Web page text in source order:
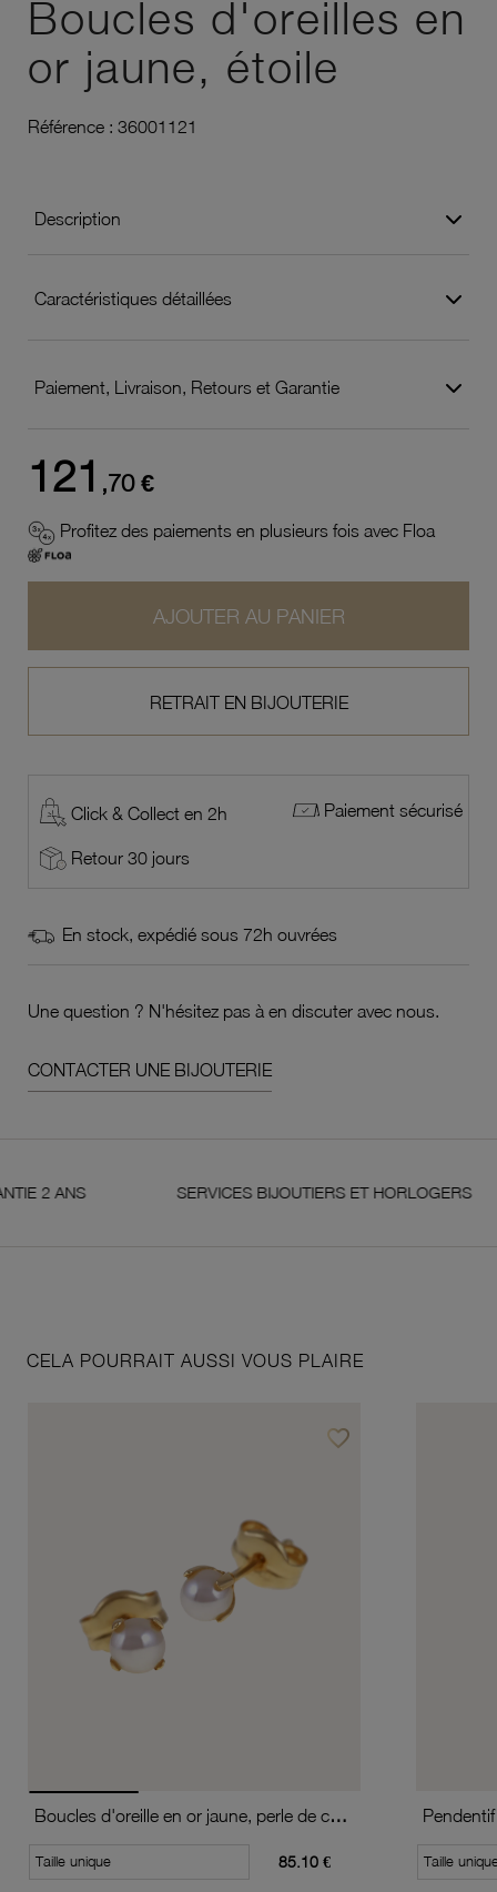
Boucles d'oreilles en
or jaune, étoile
Référence : 36001121
Description
Caractéristiques détaillées
Paiement, Livraison, Retours et Garantie
121 ,70 €
Profitez des paiements en plusieurs fois avec Floa
AJOUTER AU PANIER
RETRAIT EN BIJOUTERIE
Click & Collect en 2h Paiement sécurisé
Retour 30 jours
En stock, expédié sous 72h ouvrées
Une question ? N'hésitez pas à en discuter avec nous.
CONTACTER UNE BIJOUTERIE
SERVICES BIJOUTIERS ET HORLOGERS
CELA POURRAIT AUSSI VOUS PLAIRE
favorite_borderAjouter à vos favoris
Boucles d'oreille en or jaune, perle de culture
Taille unique 85.10 € Taille